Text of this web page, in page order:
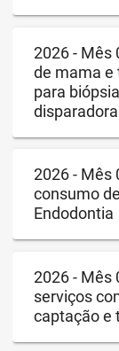
2026 - Mês
de mama e
para
2026 - Mês
consumo
Endodontia
2026 - Mês
serviços
captação e